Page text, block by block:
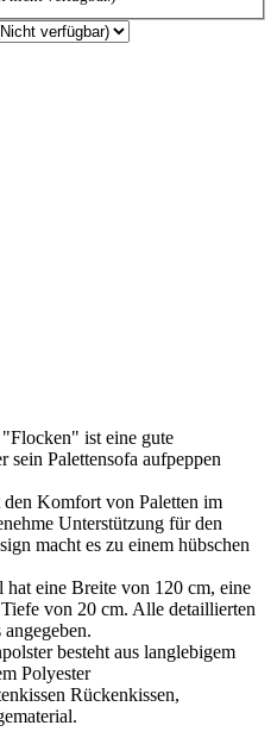
ist eine gute
sein Palettensofa aufpeppen
Komfort von Paletten im
Unterstützung für den
macht es zu einem hübschen
eine Breite von 120 cm, eine
von 20 cm. Alle detaillierten
besteht aus langlebigem
Polyester
Rückenkissen,